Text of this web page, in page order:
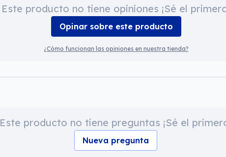
Este producto no tiene opiniones ¡Sé el
Opinar sobre este producto
¿Cómo funcionan las opiniones en nuestra tienda?
Este producto no tiene preguntas ¡Sé el
Nueva pregunta